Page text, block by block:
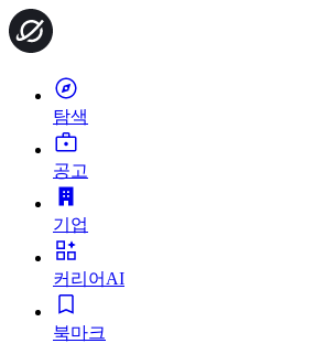
탐색
공고
기업
커리어AI
북마크